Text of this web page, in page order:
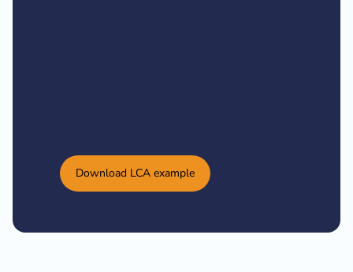
Download LCA example